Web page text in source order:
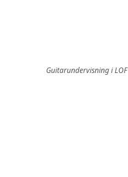
Guitarundervisning i LOF